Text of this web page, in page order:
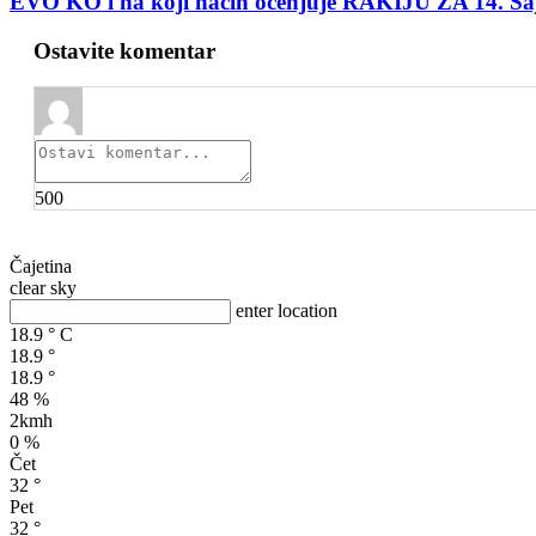
Ostavite komentar
500
Čajetina
clear sky
enter location
18.9 ° C
18.9 °
18.9 °
48 %
2kmh
0 %
Čet
32 °
Pet
32 °